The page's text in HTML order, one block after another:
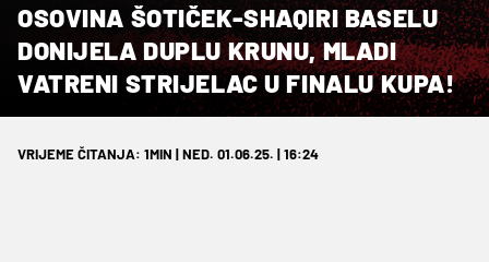
OSOVINA ŠOTIČEK-SHAQIRI BASELU
DONIJELA DUPLU KRUNU, MLADI
VATRENI STRIJELAC U FINALU KUPA!
VRIJEME ČITANJA: 1MIN | NED. 01.06.25. | 16:24